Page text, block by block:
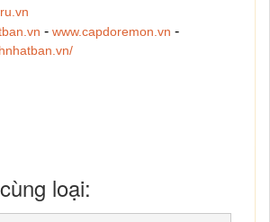
- www.capdoremon.vn -
loại: